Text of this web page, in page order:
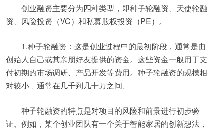
创业融资主要分为四种类型，即种子轮融资、天使轮融
资、风险投资（VC）和私募股权投资（PE）。
1.种子轮融资：这是创业过程中的最初阶段，通常是由
创始人自己或其亲朋好友提供的资金。这些资金一般用于支
付初期的市场调研、产品开发等费用。种子轮融资的规模相
对较小，通常在几千到几十万之间。
种子轮融资的特点是对项目的风险和前景进行初步验
证。例如，某个创业团队有一个关于智能家居的创新想法，